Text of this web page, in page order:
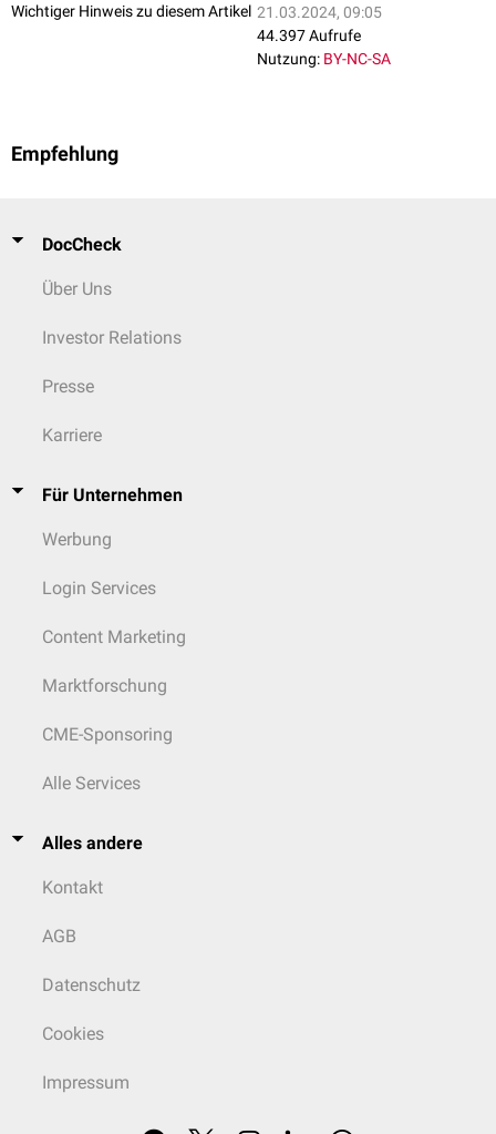
Wichtiger Hinweis zu diesem Artikel 21.03.2024, 09:05
44.397 Aufrufe
Nutzung: BY-NC-SA
Empfehlung
DocCheck
Über Uns
Investor Relations
Presse
Karriere
Für Unternehmen
Werbung
Login Services
Content Marketing
Marktforschung
CME-Sponsoring
Alle Services
Alles andere
Kontakt
AGB
Datenschutz
Cookies
Impressum